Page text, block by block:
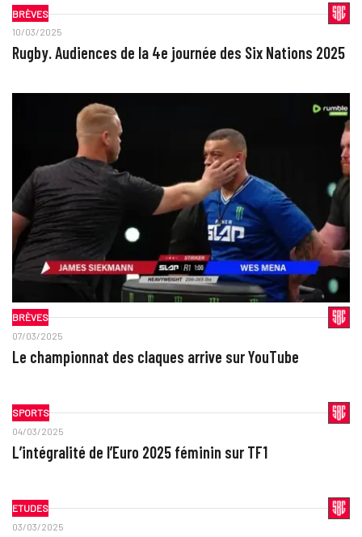
BRÈVES
10/03/2025
Rugby. Audiences de la 4e journée des Six Nations 2025
BRÈVES
07/03/2025
Le championnat des claques arrive sur YouTube
SPORTS
04/03/2025
L’intégralité de l’Euro 2025 féminin sur TF1
ETUDES
03/03/2025